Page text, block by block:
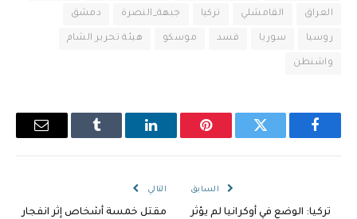
العراق القامشلي تركيا جبهة_النصرة دمشق
روسيا سوريا قسد موسكو هيئة تحرير الشام
واشنطن
فيسبوك تويتر بينتيريستلينكدإن Tumblr
البريد
السابق
تركيا: الوضع في أوكرانيا لم يؤثر
التالي
مقتل خمسة أشخاص إثر انفجار